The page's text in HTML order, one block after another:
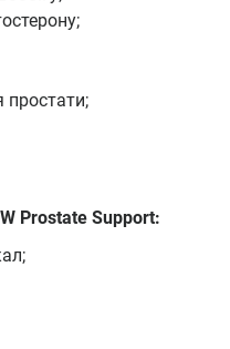
простати;
Prostate Support: